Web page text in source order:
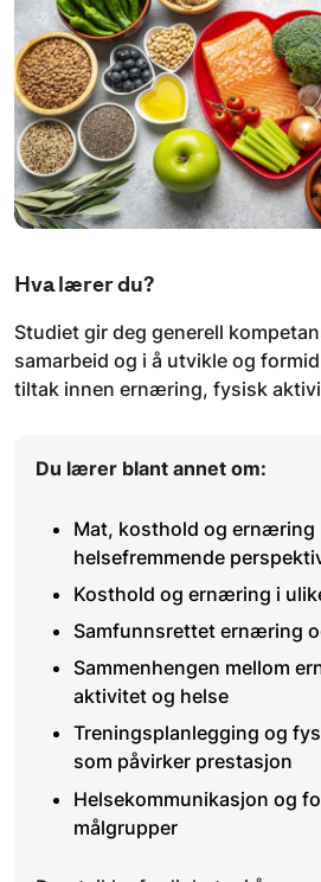
Hva lærer du?
Studiet gir deg generell
samarbeid og i å utvikle og
tiltak innen ernæring, fysisk
Du lærer blant annet om:
Mat, kosthold og ernæring
helsefremmende
Kosthold og ernæring i
Samfunnsrettet ernæring
Sammenhengen mellom
aktivitet og helse
Treningsplanlegging og
som påvirker prestasjon
Helsekommunikasjon og
målgrupper